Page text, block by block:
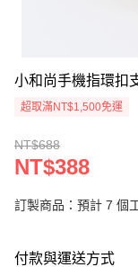
小和尚手機指環扣
超取滿NT$1,500免運
NT$688
NT$388
訂製商品：預計 7 個
付款與運送方式